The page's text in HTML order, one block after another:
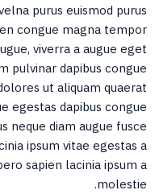
purus euismod purus
congue magna tempor
viverra a augue eget
pulvinar dapibus congue.
ut aliquam quaerat
egestas dapibus congue
neque diam augue fusce
ipsum vitae egestas a
sapien lacinia ipsum a
molestie.